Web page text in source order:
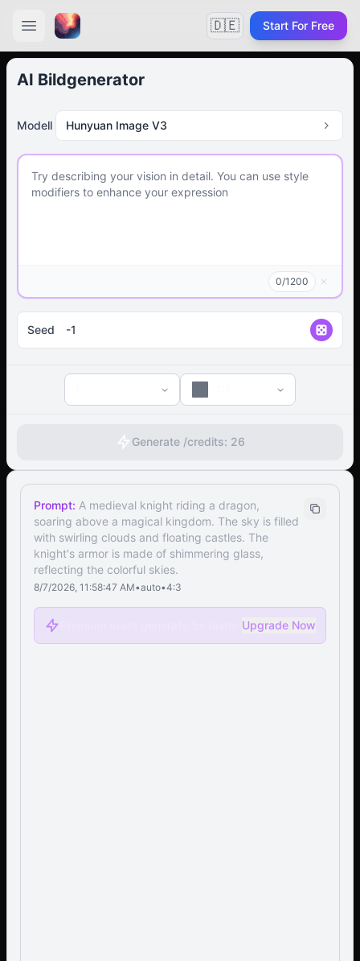
🇩🇪 Start For Free
AI Bildgenerator
Modell Hunyuan Image V3
0/1200
Seed
Generate /credits: 26
Prompt: A medieval knight riding a dragon,
soaring above a magical kingdom. The sky is filled
with swirling clouds and floating castles. The
knight's armor is made of shimmering glass,
reflecting the colorful skies.
8/7/2026, 11:58:47 AM•auto•4:3
Upgrade Now